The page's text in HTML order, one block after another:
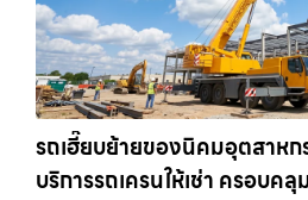
รถเฮี๊ยบย้ายของนิคมอุตสาห
บริการรถเครนให้เช่า ครอบค